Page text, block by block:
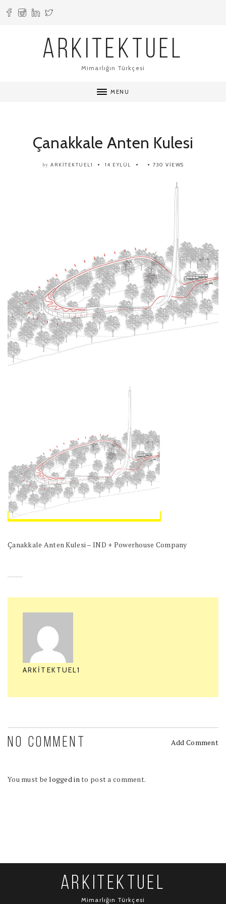
ARKITEKTUEL
Mimarlığın Türkçesi
MENU
Çanakkale Anten Kulesi
by ARKITEKTUEL1 14 EYLÜL 730 VIEWS
Çanakkale Anten Kulesi – IND + Powerhouse Company
ARKITEKTUEL1
NO COMMENT Add Comment
You must belogged into post a comment.
ARKITEKTUEL
Mimarlığın Türkçesi